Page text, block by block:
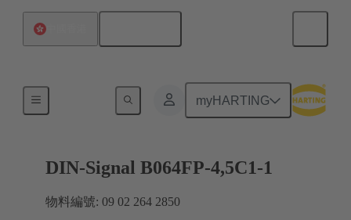
myHARTING
主機板到子插件板連接
DIN-Signal B064FP-4,5C1-1
物料編號: 09 02 264 2850